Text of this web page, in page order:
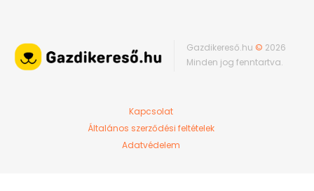
Gazdikereső.hu © 2026
Minden jog fenntartva.
Kapcsolat
Általános szerződési feltételek
Adatvédelem